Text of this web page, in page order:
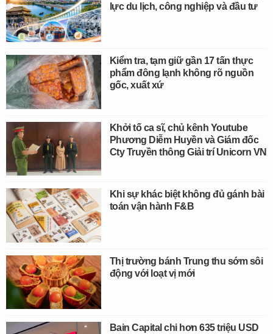
lực du lịch, công nghiệp và đầu tư
Kiểm tra, tạm giữ gần 17 tấn thực
phẩm đông lạnh không rõ nguồn
gốc, xuất xứ
Khởi tố ca sĩ, chủ kênh Youtube
Phương Diễm Huyền và Giám đốc
Cty Truyền thông Giải trí Unicorn VN
Khi sự khác biệt không đủ gánh bài
toán vận hành F&B
Thị trường bánh Trung thu sớm sôi
động với loạt vị mới
Bain Capital chi hơn 635 triệu USD